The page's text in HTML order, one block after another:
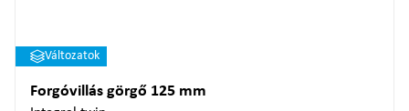
Változatok
Forgóvillás görgő 125 mm